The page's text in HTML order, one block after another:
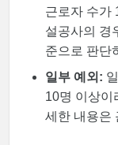
근로자 수가
설공사의 경
준으로 판단
일부 예외:
10명 이상이
세한 내용은